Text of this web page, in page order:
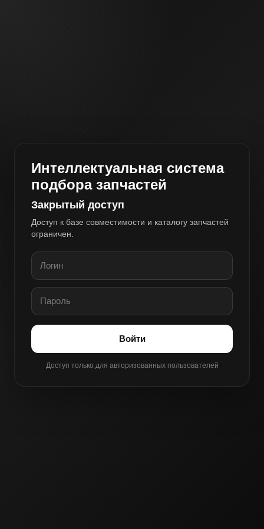
Интеллектуальная система
подбора запчастей
Закрытый доступ
Доступ к базе совместимости и каталогу запчастей
ограничен.
Войти
Доступ только для авторизованных пользователей